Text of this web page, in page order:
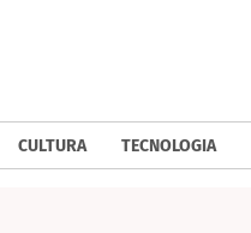
CULTURA TECNOLOGIA